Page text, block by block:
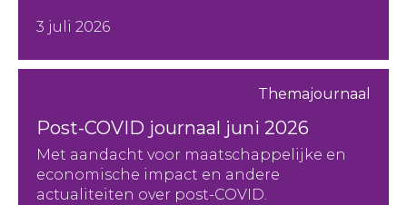
3 juli 2026
Themajournaal
Post-COVID journaal juni 2026
Met aandacht voor maatschappelijke en
economische impact en andere
actualiteiten over post-COVID.